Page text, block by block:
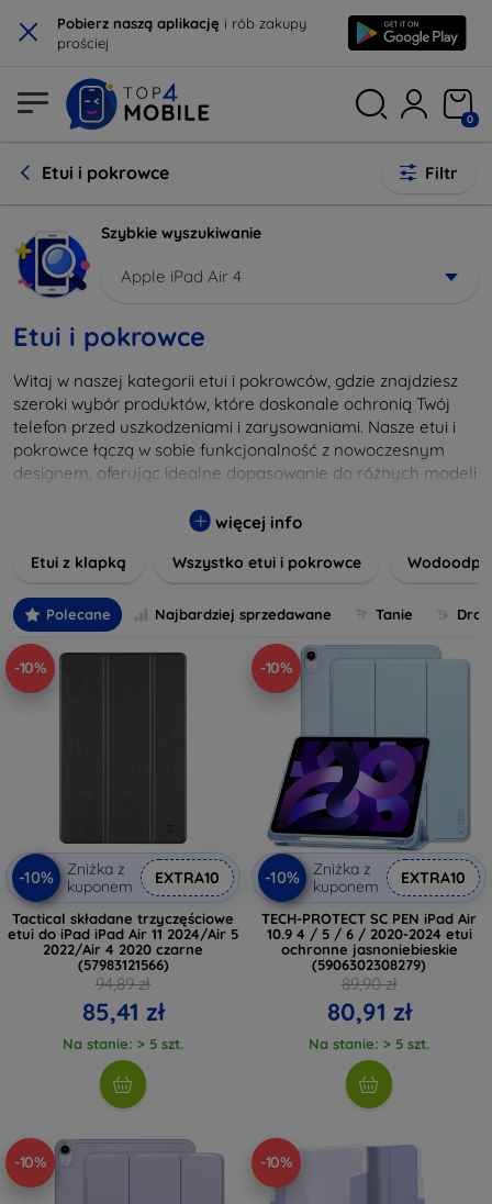
× Pobierz naszą aplikację i rób zakupy
prościej
0
Etui i pokrowce Filtr
Szybkie wyszukiwanie
Apple iPad Air 4
Etui i pokrowce
Witaj w naszej kategorii etui i pokrowców, gdzie znajdziesz
szeroki wybór produktów, które doskonale ochronią Twój
telefon przed uszkodzeniami i zarysowaniami. Nasze etui i
pokrowce łączą w sobie funkcjonalność z nowoczesnym
designem, oferując idealne dopasowanie do różnych modeli
takich jak skóra, silikon czy wytrzymałe tworzywa sztuczne,
tylko ochronę, ale także wyjątkowy styl. Niezależnie od
tego, czy preferujesz minimalistyczny wygląd, czy też
bardziej efektowny wzór, nasze produkty spełnią Twoje
oczekiwania. Przeglądaj naszą ofertę i znajdź etui, które
najlepiej odpowiada Twoim potrzebom!
więcej info
Etui z klapką Wszystko etui i pokrowce
Polecane Najbardziej sprzedawane Tanie
-10%
-10%
Zniżka z
kuponem
EXTRA10
Tactical składane trzyczęściowe
etui do iPad iPad Air 11 2024/Air 5
2022/Air 4 2020 czarne
(57983121566)
94,89 zł
85,41 zł
Na stanie: > 5 szt.
-10%
-10%
Zniżka z
kuponem
EXTRA10
TECH-PROTECT SC PEN iPad Air
10.9 4 / 5 / 6 / 2020-2024 etui
ochronne jasnoniebieskie
(5906302308279)
89,90 zł
80,91 zł
Na stanie: > 5 szt.
-10% -10%